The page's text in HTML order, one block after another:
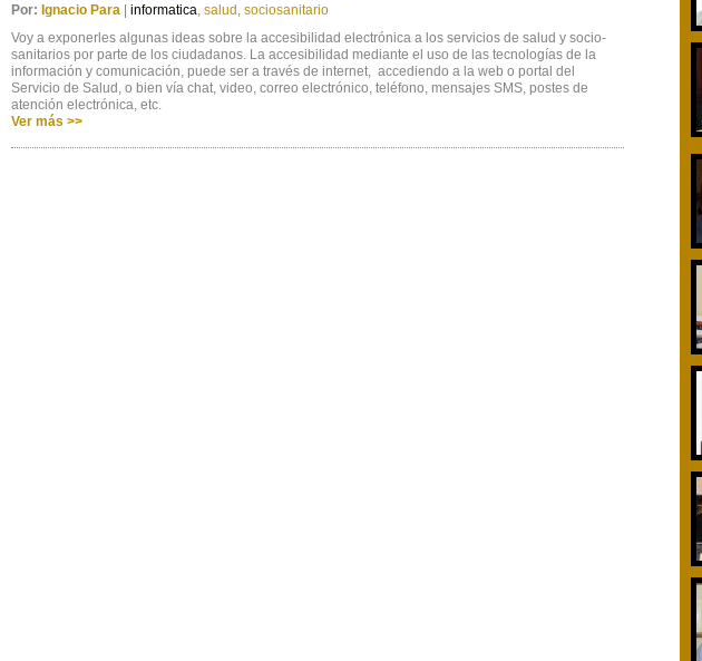
Por: Ignacio Para informatica, salud , sociosanitario
Voy a exponerles algunas ideas sobre la accesibilidad electrónica a los servicios de salud y socio-
sanitarios por parte de los ciudadanos. La accesibilidad mediante el uso de las tecnologías de la
información y comunicación, puede ser a través de internet, accediendo a la web o portal del
Servicio de Salud, o bien vía chat, video, correo electrónico, teléfono, mensajes SMS, postes de
atención electrónica, etc.
Ver más >>